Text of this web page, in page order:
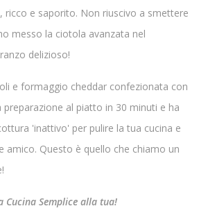
ricco e saporito. Non riuscivo a smettere
messo la ciotola avanzata nel
delizioso!
e formaggio cheddar confezionata con
preparazione al piatto in 30 minuti e ha
'inattivo' per pulire la tua cucina e
amico. Questo è quello che chiamo un
Cucina Semplice alla tua!